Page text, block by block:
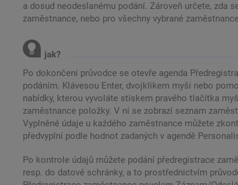
a dosud neodeslanému podání. Zároveň určete, zda
zaměstnance, nebo pro všechny vybrané
Po dokončení průvodce se otevře agenda
podáním. Klávesou Enter, dvojklikem myši nebo
nabídky, kterou vyvoláte stiskem pravého tlačítka
zaměstnance položky. V ní se zobrazí seznam
Vyplněné údaje u každého zaměstnance můžete
předvyplní podle hodnot zadaných v agendě
Po kontrole údajů můžete podání předregistrace
resp. do datové schránky, a to prostřednictvím